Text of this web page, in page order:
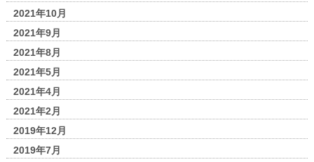
2021年10月
2021年9月
2021年8月
2021年5月
2021年4月
2021年2月
2019年12月
2019年7月